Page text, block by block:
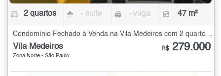
2 quartos - suíte - vaga 47 m²
Condomínio Fechado à Venda na Vila Medeiros com 2 quartos - 47 m²
Vila Medeiros
Zona Norte - São Paulo
R$ 279.000